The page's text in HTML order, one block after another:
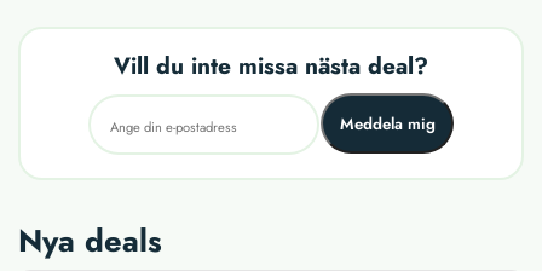
Vill du inte missa nästa deal?
Meddela mig
Nya deals